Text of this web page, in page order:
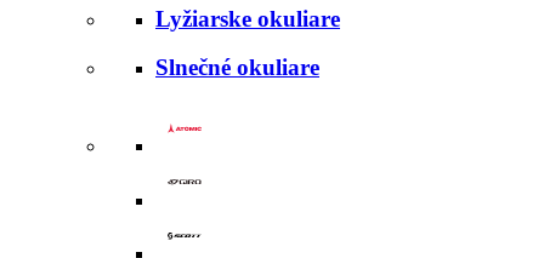
Lyžiarske okuliare
Slnečné okuliare